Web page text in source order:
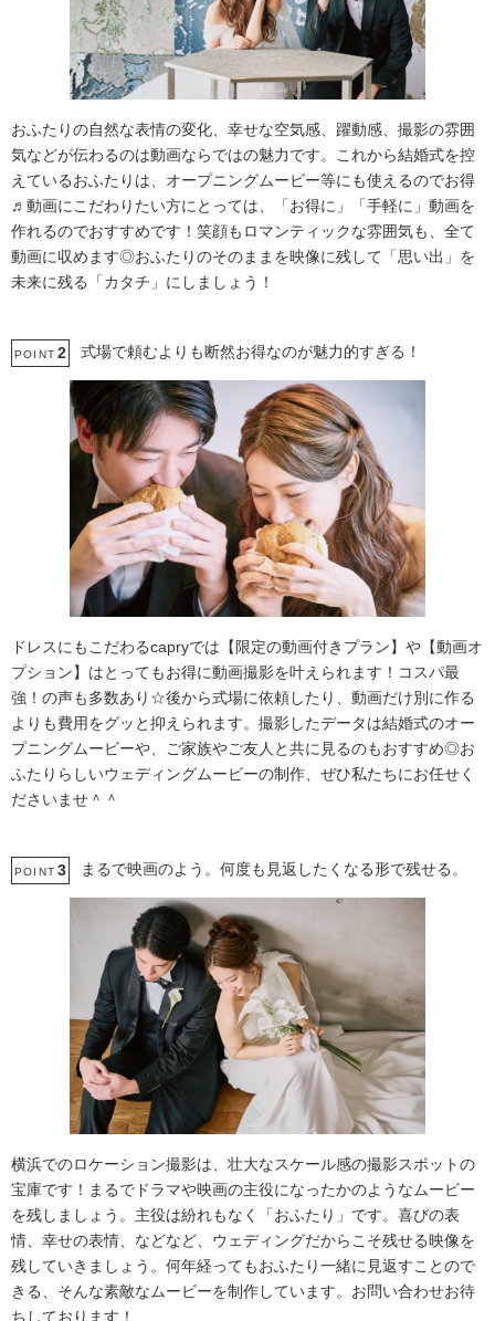
おふたりの自然な表情の変化、幸せな空気感、躍動感、撮影の雰囲
気などが伝わるのは動画ならではの魅力です。これから結婚式を控
えているおふたりは、オープニングムービー等にも使えるのでお得
♬動画にこだわりたい方にとっては、「お得に」「手軽に」動画を
作れるのでおすすめです！笑顔もロマンティックな雰囲気も、全て
動画に収めます◎おふたりのそのままを映像に残して「思い出」を
未来に残る「カタチ」にしましょう！
POINT 2 式場で頼むよりも断然お得なのが魅力的すぎる！
ドレスにもこだわるcapryでは【限定の動画付きプラン】や【動画オ
プション】はとってもお得に動画撮影を叶えられます！コスパ最
強！の声も多数あり☆後から式場に依頼したり、動画だけ別に作る
よりも費用をグッと抑えられます。撮影したデータは結婚式のオー
プニングムービーや、ご家族やご友人と共に見るのもおすすめ◎お
ふたりらしいウェディングムービーの制作、ぜひ私たちにお任せく
ださいませ＾＾
POINT 3 まるで映画のよう。何度も見返したくなる形で残せる。
横浜でのロケーション撮影は、壮大なスケール感の撮影スポットの
宝庫です！まるでドラマや映画の主役になったかのようなムービー
を残しましょう。主役は紛れもなく「おふたり」です。喜びの表
情、幸せの表情、などなど、ウェディングだからこそ残せる映像を
残していきましょう。何年経ってもおふたり一緒に見返すことので
きる、そんな素敵なムービーを制作しています。お問い合わせお待
ちしております！